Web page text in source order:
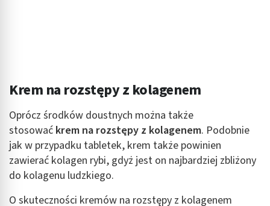
Krem na rozstępy z kolagenem
Oprócz środków doustnych można także
stosować krem na rozstępy z kolagenem. Podobnie
jak w przypadku tabletek, krem także powinien
zawierać kolagen rybi, gdyż jest on najbardziej zbliżony
do kolagenu ludzkiego.
O skuteczności kremów na rozstępy z kolagenem
Rozumienie odbiorców dzięki statystyce lub
kombinacji danych z różnych źródeł
Rozwój i ulepszanie usług
Wykorzystywanie ograniczonych danych do
wyboru treści
Funkcje specjalne IAB:
Użycie dokładnych danych geolokalizacyjnych